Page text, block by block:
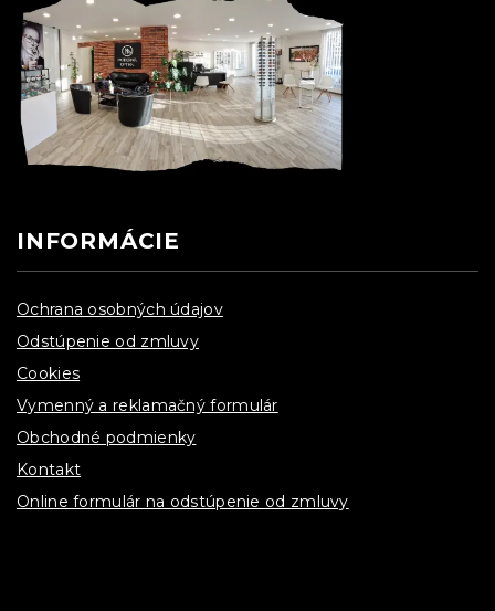
INFORMÁCIE
Ochrana osobných údajov
Odstúpenie od zmluvy
Cookies
Vymenný a reklamačný formulár
Obchodné podmienky
Kontakt
Online formulár na odstúpenie od zmluvy